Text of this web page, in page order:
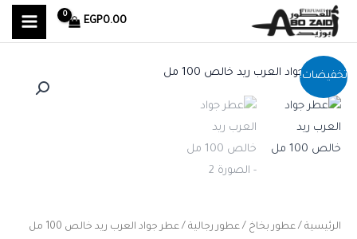
تخطي
المحتوى
EGP0.00
تخفيضات!
الرئيسية / عطور بخاخ / عطور رجالية / عطر جواد العرب ريد خالص 100 مل
السعر
الأصلي
هو:
EGP220.00.
السعر
كمية
عطر
العرب
مل